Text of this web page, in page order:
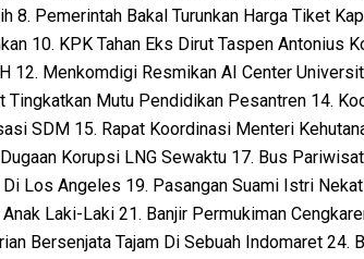
8. Pemerintah Bakal Turunkan Harga Tiket
10. KPK Tahan Eks Dirut Taspen Antonius
12. Menkomdigi Resmikan AI Center
Tingkatkan Mutu Pendidikan Pesantren 14.
SDM 15. Rapat Koordinasi Menteri
Korupsi LNG Sewaktu 17. Bus
Di Los Angeles 19. Pasangan Suami Istri
Laki-Laki 21. Banjir Permukiman
Bersenjata Tajam Di Sebuah Indomaret 24.